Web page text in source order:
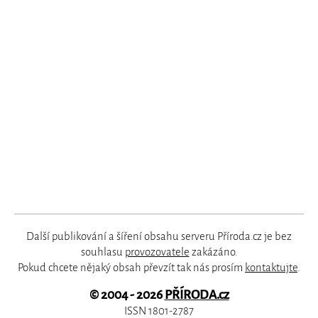
Další publikování a šíření obsahu serveru Příroda.cz je bez
souhlasu provozovatele zakázáno.
Pokud chcete nějaký obsah převzít tak nás prosím kontaktujte.
© 2004 - 2026PŘÍRODA.cz
ISSN 1801-2787